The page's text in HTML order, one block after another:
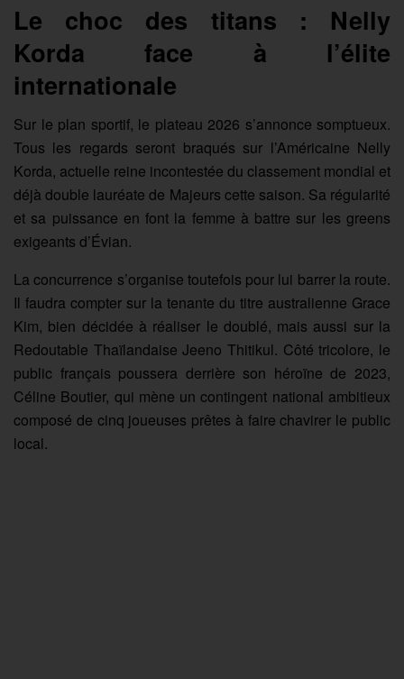
Le choc des titans : Nelly
Korda face à l’élite
internationale
Sur le plan sportif, le plateau 2026 s’annonce somptueux.
Tous les regards seront braqués sur l’Américaine Nelly
Korda, actuelle reine incontestée du classement mondial et
déjà double lauréate de Majeurs cette saison. Sa régularité
et sa puissance en font la femme à battre sur les greens
exigeants d’Évian.
La concurrence s’organise toutefois pour lui barrer la route.
Il faudra compter sur la tenante du titre australienne Grace
Kim, bien décidée à réaliser le doublé, mais aussi sur la
Redoutable Thaïlandaise Jeeno Thitikul. Côté tricolore, le
public français poussera derrière son héroïne de 2023,
Céline Boutier, qui mène un contingent national ambitieux
composé de cinq joueuses prêtes à faire chavirer le public
local.